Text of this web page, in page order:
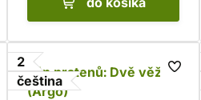
2
čeština
Pán prstenů: Dvě věže
(Argo)